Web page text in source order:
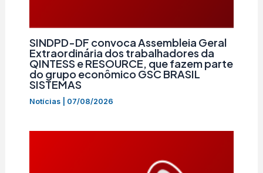
SINDPD-DF convoca Assembleia Geral
Extraordinária dos trabalhadores da
QINTESS e RESOURCE, que fazem parte
do grupo econômico GSC BRASIL
SISTEMAS
Notícias| 07/08/2026